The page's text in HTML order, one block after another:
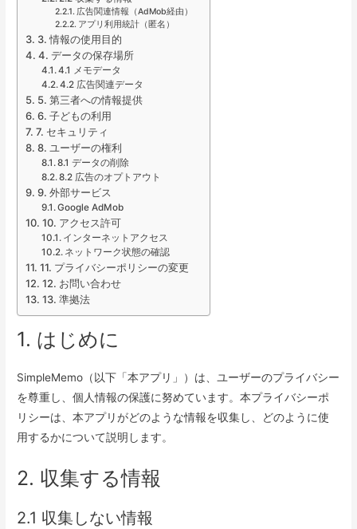
広告関連情報（AdMob経由）
アプリ利用統計（匿名）
3. 情報の使用目的
4. データの保存場所
4.1 メモデータ
4.2 広告関連データ
5. 第三者への情報提供
6. 子どもの利用
7. セキュリティ
8. ユーザーの権利
8.1 データの削除
8.2 広告のオプトアウト
9. 外部サービス
Google AdMob
10. アクセス許可
インターネットアクセス
ネットワーク状態の確認
11. プライバシーポリシーの変更
12. お問い合わせ
13. 準拠法
1. はじめに
SimpleMemo（以下「本アプリ」）は、ユーザーのプライバシー
を尊重し、個人情報の保護に努めています。本プライバシーポ
リシーは、本アプリがどのような情報を収集し、どのように使
用するかについて説明します。
2. 収集する情報
2.1 収集しない情報